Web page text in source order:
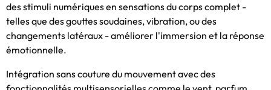
des stimuli numériques en sensations du corps complet -
telles que des gouttes soudaines, vibration, ou des
changements latéraux - améliorer l'immersion et la réponse
émotionnelle.
Intégration sans couture du mouvement avec des